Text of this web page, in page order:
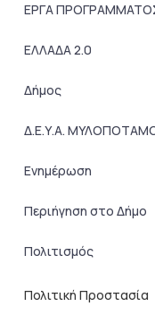
ΕΡΓΑ
ΕΛΛΑΔΑ 2.0
Δήμος
Δ.Ε.Υ.Α.
Ενημέρωση
Περιήγηση στο Δήμο
Πολιτισμός
Πολιτική Προστασία